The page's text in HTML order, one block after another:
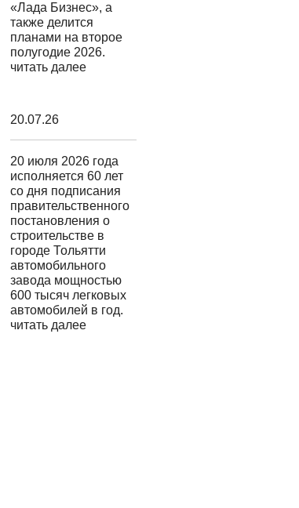
«Лада Бизнес», а
также делится
планами на второе
полугодие 2026.
читать далее
20.07.26
20 июля 2026 года
исполняется 60 лет
со дня подписания
правительственного
постановления о
строительстве в
городе Тольятти
автомобильного
завода мощностью
600 тысяч легковых
автомобилей в год.
читать далее